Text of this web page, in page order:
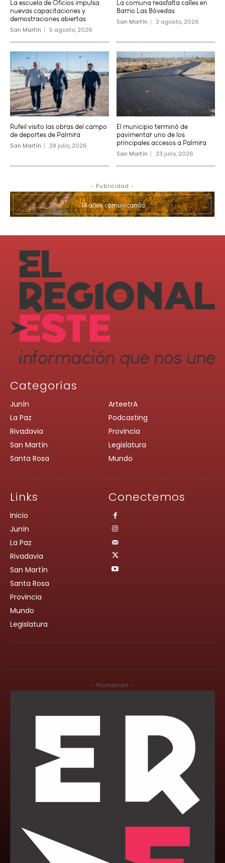
Categorías
Junín
La Paz
Rivadavia
San Martín
Santa Rosa
ArteetrA
Podcasting
Provincia
Legislatura
Mundo
Links
Inicio
Junín
La Paz
Rivadavia
San Martín
Santa Rosa
Provincia
Mundo
Legislatura
Conectemos
- Promoción -